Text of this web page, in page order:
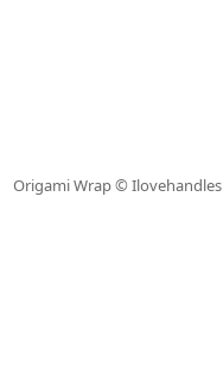
Origami Wrap © Ilovehandles